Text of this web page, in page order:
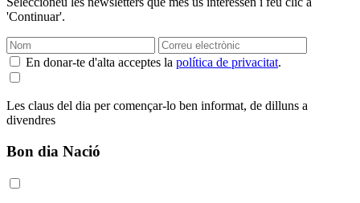
'Continuar'.
En donar-te d'alta acceptes la política de privacitat.
Les claus del dia per començar-lo ben informat, de dilluns a
divendres
Bon dia Nació